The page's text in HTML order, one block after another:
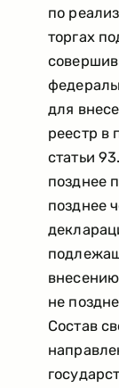
по
торгах
для
реестр в
статьи
позднее
позднее
не
Состав